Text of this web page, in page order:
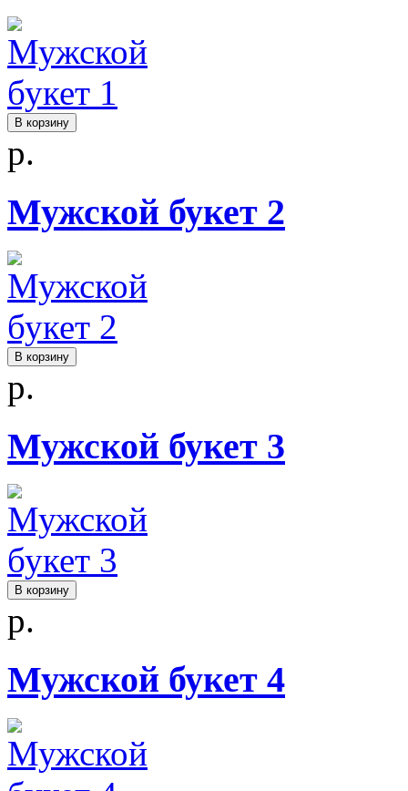
В корзину
р.
Мужской букет 2
В корзину
р.
Мужской букет 3
В корзину
р.
Мужской букет 4